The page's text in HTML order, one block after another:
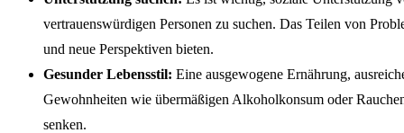
vertrauenswürdigen Personen zu suchen. Das Teilen von
und neue Perspektiven bieten.
Gesunder Lebensstil: Eine ausgewogene Ernährung,
Gewohnheiten wie übermäßigen Alkoholkonsum oder
senken.